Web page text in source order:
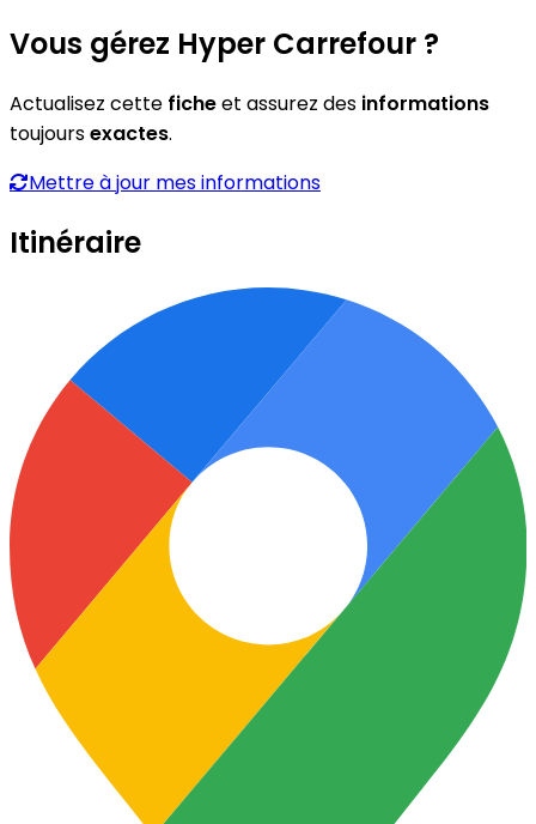
Vous gérez Hyper Carrefour ?
Actualisez cette ficheet assurez des informations
toujoursexactes.
Mettre à jour mes informations
Itinéraire